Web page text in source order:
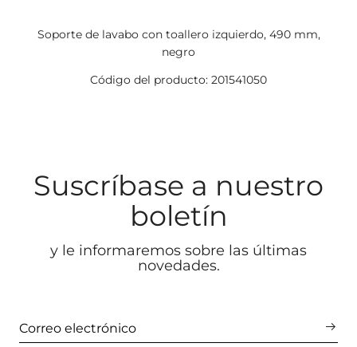
Soporte de lavabo con toallero izquierdo, 490 mm,
negro
Código del producto: 201541050
Suscríbase a nuestro
boletín
y le informaremos sobre las últimas
novedades.